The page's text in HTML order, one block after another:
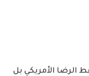
الرضا الأمريكي ‏بل